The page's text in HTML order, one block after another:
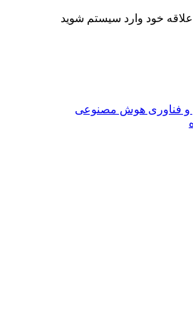
خود وارد سیستم شوید
و فناوری هوش مصنوعی